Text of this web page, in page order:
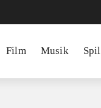
Film Musik Spil